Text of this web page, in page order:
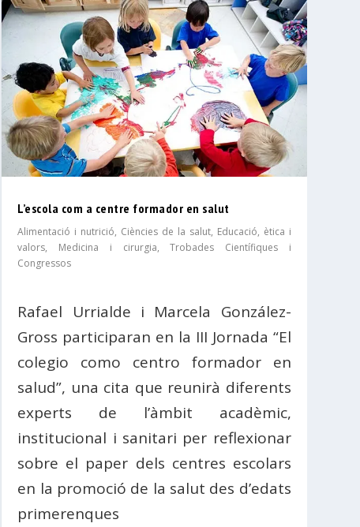
L’escola com a centre formador en salut
Alimentació i nutrició, Ciències de la salut, Educació, ètica i
valors, Medicina i cirurgia,Trobades Científiques i
Congressos
Rafael Urrialde i Marcela González-
Gross participaran en la III Jornada “El
colegio como centro formador en
salud”, una cita que reunirà diferents
experts de l’àmbit acadèmic,
institucional i sanitari per reflexionar
sobre el paper dels centres escolars
en la promoció de la salut des d’edats
primerenques